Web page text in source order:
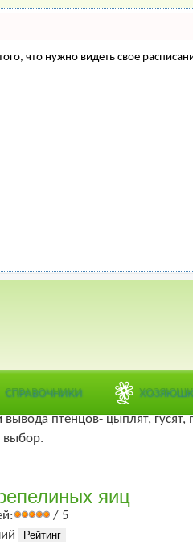
что нужно видеть свое
СПРАВОЧНИКИ
домашней
птицы- кур, гусей, уток,
птенцов- цыплят, гусят,
выбор.
яиц
/ 5